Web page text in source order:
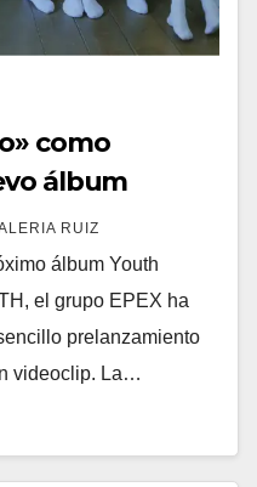
como
álbum
RUIZ
álbum Youth
el grupo EPEX ha
prelanzamiento
videoclip. La…